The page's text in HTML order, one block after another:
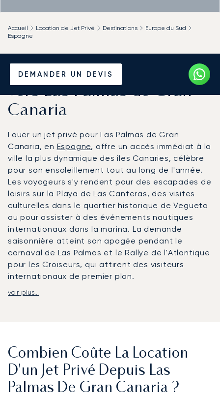
DEMANDER UN DEVIS
Accueil Location de Jet Privé Destinations
Europe du Sud
Espagne
Louer un Jet Privé depuis et
vers Las Palmas de Gran
Canaria
Louer un jet privé pour Las Palmas de Gran
Canaria, en Espagne, offre un accès immédiat à la
ville la plus dynamique des îles Canaries, célèbre
pour son ensoleillement tout au long de l'année.
Les voyageurs s'y rendent pour des escapades de
loisirs sur la Playa de Las Canteras, des visites
culturelles dans le quartier historique de Vegueta
ou pour assister à des événements nautiques
internationaux dans la marina. La demande
saisonnière atteint son apogée pendant le
carnaval de Las Palmas et le Rallye de l'Atlantique
pour les Croiseurs, qui attirent des visiteurs
internationaux de premier plan.
LunaJets organise des vols privés vers
assurent une liaison directe vers des hôtels de
luxe tels que le Santa Catalina, a Royal Hideaway
Hotel, ou des parcours de golf comme
Maspalomas et Anfi Tauro. Des services de
voir plus...
Combien Coûte La Location
D'un Jet Privé Depuis Las
Palmas De Gran Canaria ?